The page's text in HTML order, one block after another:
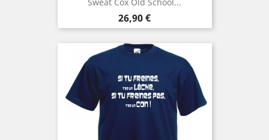
Prix
26,90 €